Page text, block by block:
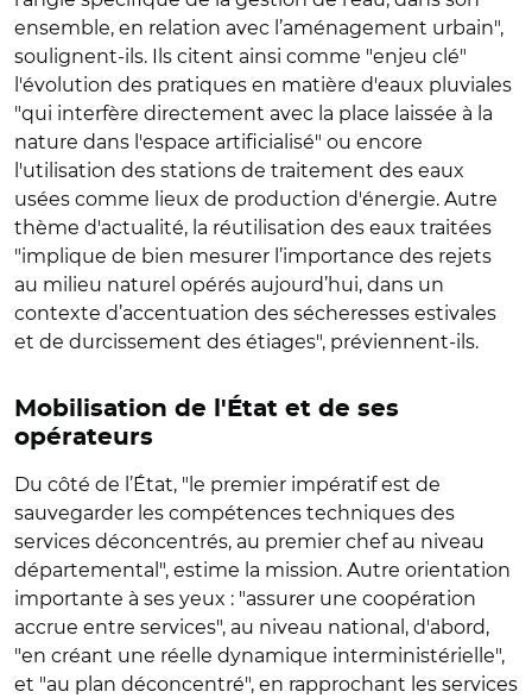
ensemble, en relation avec l’aménagement urbain",
soulignent-ils. Ils citent ainsi comme "enjeu clé"
l'évolution des pratiques en matière d'eaux pluviales
"qui interfère directement avec la place laissée à la
nature dans l'espace artificialisé" ou encore
l'utilisation des stations de traitement des eaux
usées comme lieux de production d'énergie. Autre
thème d'actualité, la réutilisation des eaux traitées
"implique de bien mesurer l’importance des rejets
au milieu naturel opérés aujourd’hui, dans un
contexte d’accentuation des sécheresses estivales
et de durcissement des étiages", préviennent-ils.
Mobilisation de l'État et de ses
opérateurs
Du côté de l’État, "le premier impératif est de
sauvegarder les compétences techniques des
services déconcentrés, au premier chef au niveau
départemental", estime la mission. Autre orientation
importante à ses yeux : "assurer une coopération
accrue entre services", au niveau national, d'abord,
"en créant une réelle dynamique interministérielle",
et "au plan déconcentré", en rapprochant les services